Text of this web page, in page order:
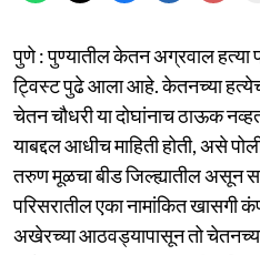
पुणे : पुण्यातील केतन अग्रवाल हत्या
ट्विस्ट पुढे आला आहे. केतनच्या
चेतन चौधरी या दोघांनाच ठाऊक
याबद्दल आधीच माहिती होती, असे
तरुण मूळचा बीड जिल्ह्यातील असून
परिसरातील एका नामांकित खासगी
अखेरच्या आठवड्यापासून तो चेतनच्या